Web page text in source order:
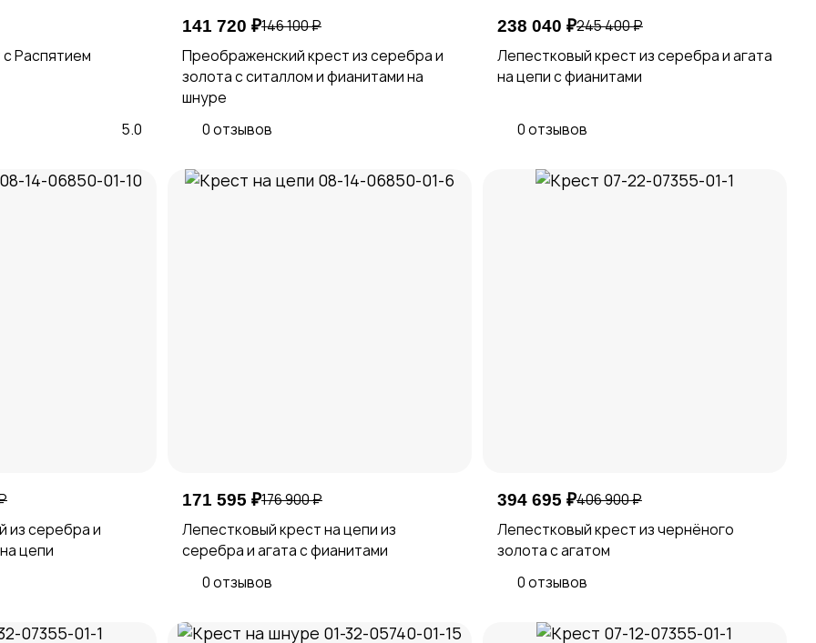
Распятием
5.0
141 720 ₽146 100 ₽
Преображенский крест из серебра и
золота с ситаллом и фианитами на
шнуре
0 отзывов
238 040 ₽245 400 ₽
Лепестковый крест из серебра и агата
на цепи с фианитами
0 отзывов
из серебра и
цепи
171 595 ₽176 900 ₽
Лепестковый крест на цепи из
серебра и агата с фианитами
0 отзывов
394 695 ₽406 900 ₽
Лепестковый крест из чернёного
золота с агатом
0 отзывов